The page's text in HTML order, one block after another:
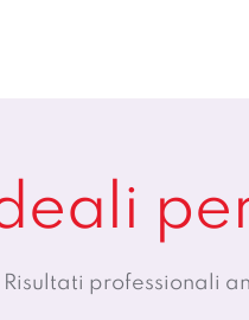
Risultati professionali